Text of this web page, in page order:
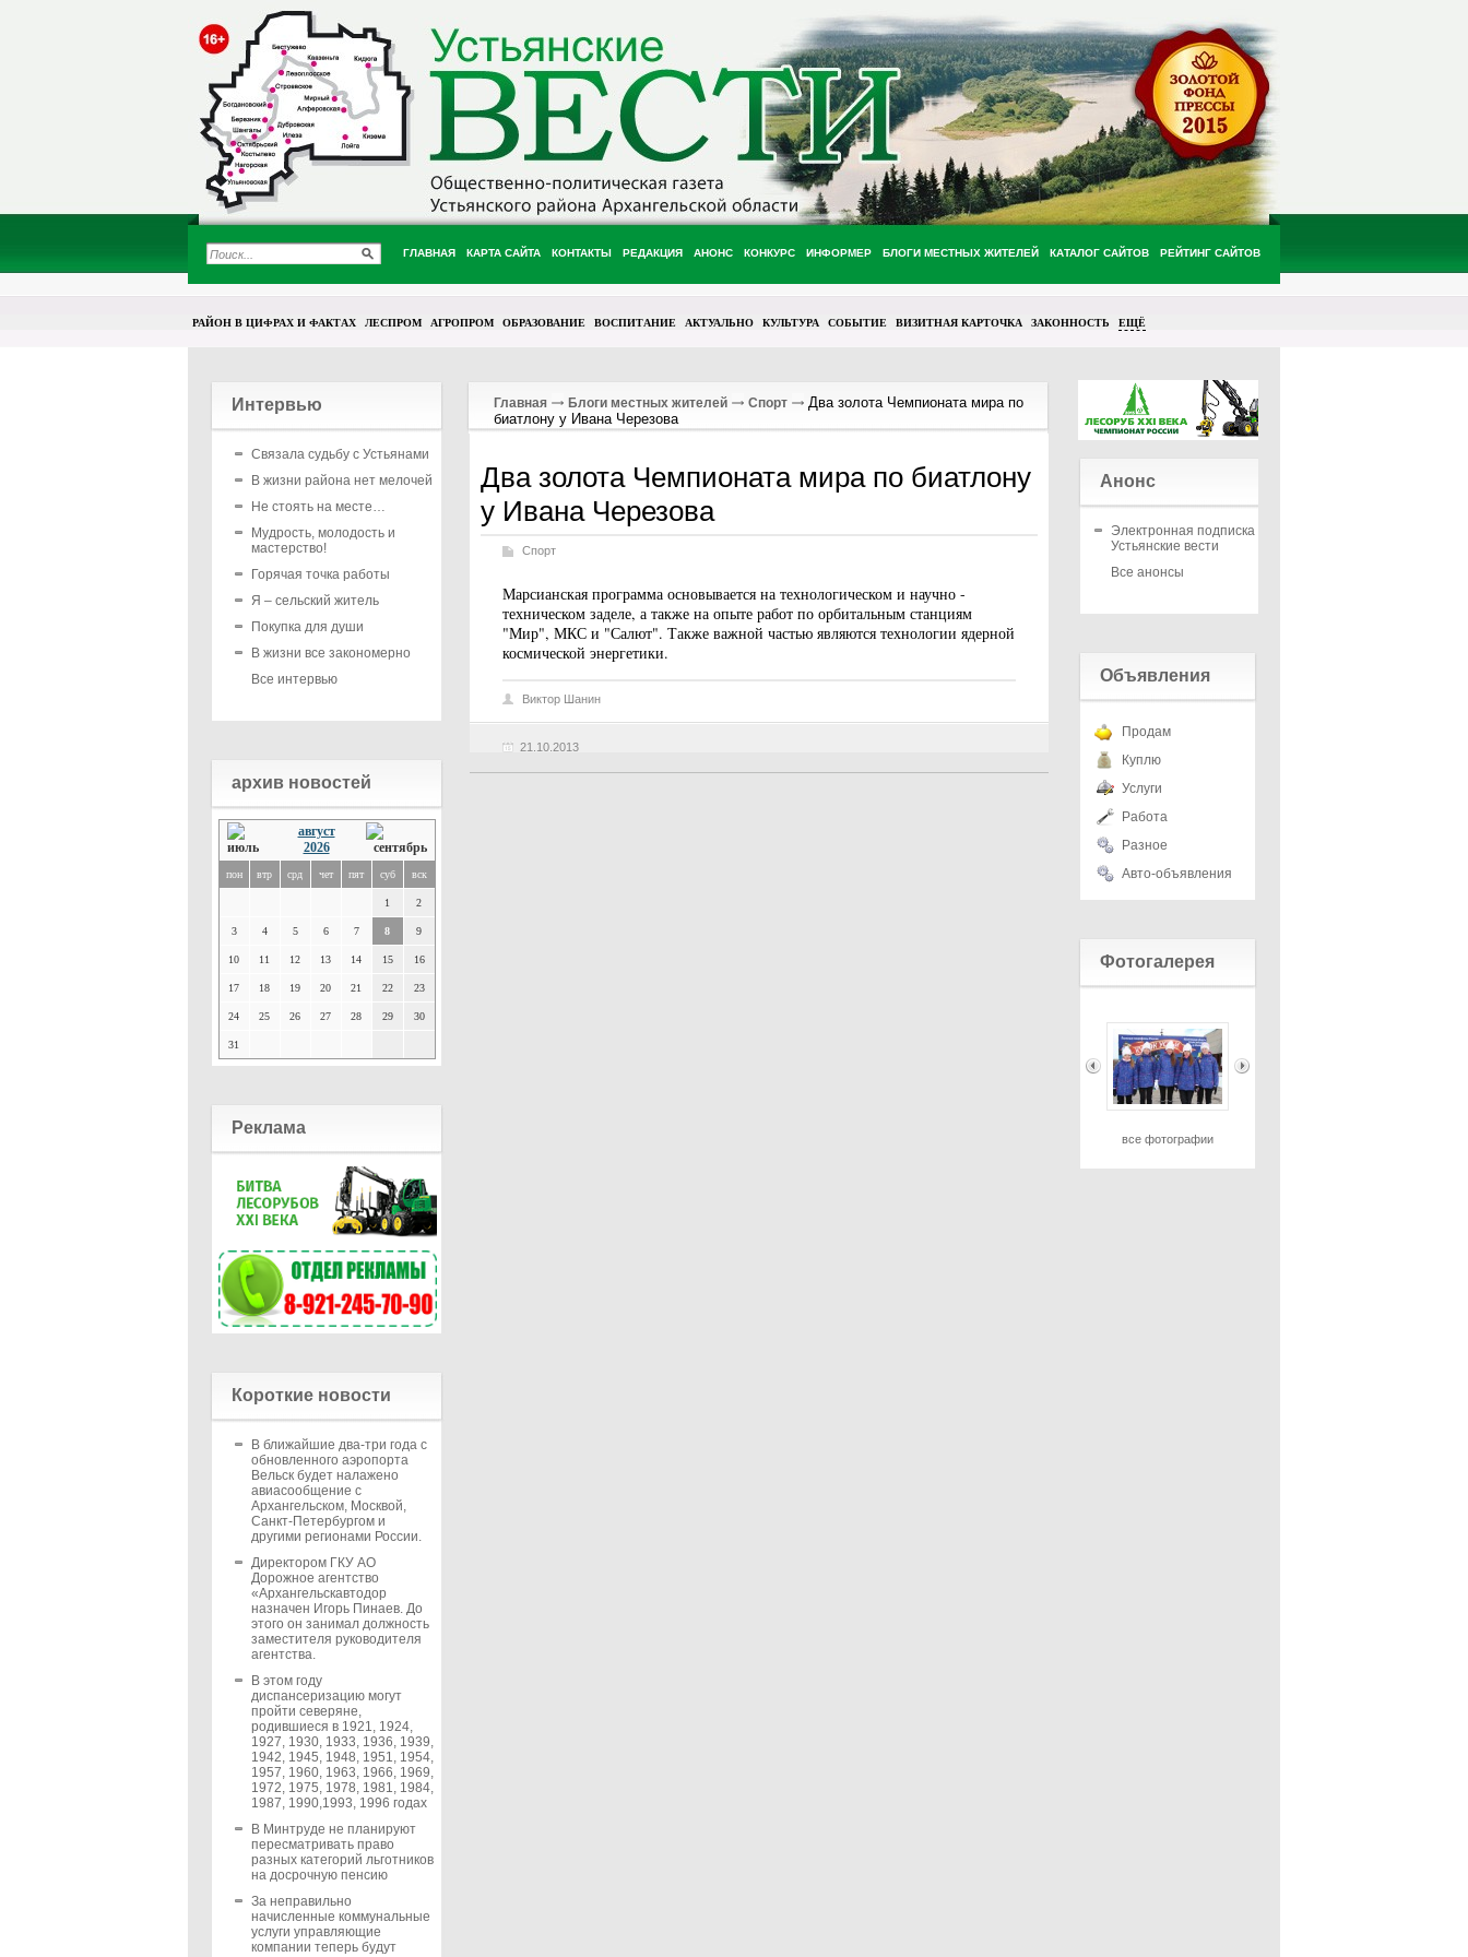
ГЛАВНАЯ КАРТА САЙТА КОНТАКТЫ РЕДАКЦИЯ АНОНС КОНКУРС ИНФОРМЕР БЛОГИ МЕСТНЫХ ЖИТЕЛЕЙ КАТАЛОГ САЙТОВ РЕЙТИНГ САЙТОВ
РАЙОН В ЦИФРАХ И ФАКТАХ ЛЕСПРОМ АГРОПРОМ ОБРАЗОВАНИЕ ВОСПИТАНИЕ АКТУАЛЬНО КУЛЬТУРА СОБЫТИЕ ВИЗИТНАЯ КАРТОЧКА ЗАКОННОСТЬ ЕЩЁ
Интервью
Связала судьбу с Устьянами
В жизни района нет мелочей
Не стоять на месте…
Мудрость, молодость и
мастерство!
Горячая точка работы
Я – сельский житель
Покупка для души
В жизни все закономерно
Все интервью
архив новостей
август
2026
пон втр срд чет пят суб вск
1 2
3 4 5 6 7 8 9
10 11 12 13 14 15 16
17 18 19 20 21 22 23
24 25 26 27 28 29 30
31
Реклама
Короткие новости
В ближайшие два-три года с
обновленного аэропорта
Вельск будет налажено
авиасообщение с
Архангельском, Москвой,
Санкт-Петербургом и
другими регионами России.
Директором ГКУ АО
Дорожное агентство
«Архангельскавтодор
назначен Игорь Пинаев. До
этого он занимал должность
заместителя руководителя
агентства.
В этом году
диспансеризацию могут
пройти северяне,
родившиеся в 1921, 1924,
1927, 1930, 1933, 1936, 1939,
1942, 1945, 1948, 1951, 1954,
1957, 1960, 1963, 1966, 1969,
1972, 1975, 1978, 1981, 1984,
1987, 1990,1993, 1996 годах
В Минтруде не планируют
пересматривать право
разных категорий льготников
на досрочную пенсию
За неправильно
начисленные коммунальные
услуги управляющие
компании теперь будут
Главная Блоги местных жителей Спорт
Два золота Чемпионата мира по
биатлону у Ивана Черезова
Два золота Чемпионата мира по биатлону
у Ивана Черезова
Спорт
Марсианская программа основывается на технологическом и научно -
техническом заделе, а также на опыте работ по орбитальным станциям
"Мир", МКС и "Салют". Также важной частью являются технологии ядерной
космической энергетики.
21.10.2013
Виктор Шанин
Анонс
Электронная подписка на
Устьянские вести
Все анонсы
Объявления
Продам
Куплю
Услуги
Работа
Разное
Авто-объявления
Фотогалерея
все фотографии